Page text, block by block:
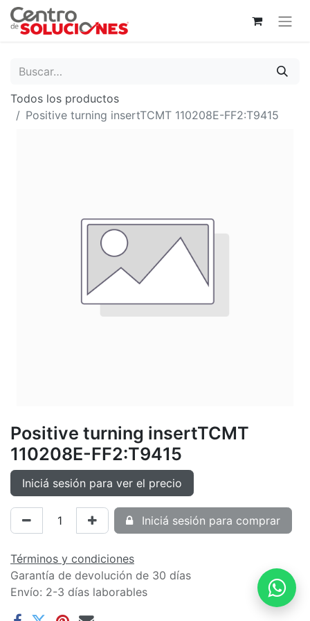
Todos los productos
Positive turning insertTCMT 110208E-FF2:T9415
Positive turning insertTCMT
110208E-FF2:T9415
Iniciá sesión para ver el precio
Iniciá sesión para comprar
Términos y condiciones
Garantía de devolución de 30 días
Envío: 2-3 días laborables